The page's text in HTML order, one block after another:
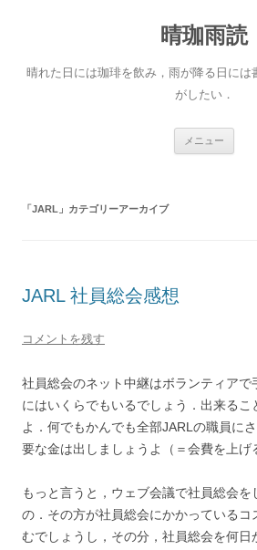
晴珈雨読
晴れた日には珈琲を飲み，雨が降る日には
がしたい．
メニュー
「JARL 」カテゴリーアーカイブ
JARL 社員総会感想
コメントを残す
社員総会のネット中継はボランティアで
にはいくらでもいるでしょう．出来るこ
よ．何でもかんでも全部JARLの職員に
要な金は出しましょうよ（＝会費を上げ
もっと言うと，ウェブ会議で社員総会を
の．その方が社員総会にかかっているコ
むでしょうし，その分，社員総会を何日